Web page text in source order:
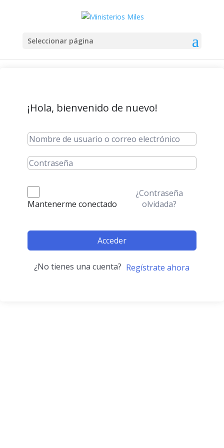
Seleccionar página
¡Hola, bienvenido de nuevo!
Mantenerme conectado
¿Contraseña
olvidada?
Acceder
¿No tienes una cuenta? Regístrate ahora